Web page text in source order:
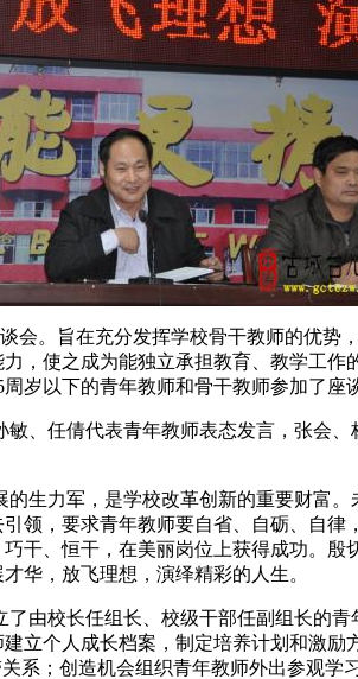
。旨在充分发挥学校骨干教师的优势
，使之成为能独立承担教育、教学工作
岁以下的青年教师和骨干教师参加了座
任倩代表青年教师表态发言，张会、
力军，是学校改革创新的重要财富。
领，要求青年教师要自省、自砺、自律
干、恒干，在美丽岗位上获得成功。殷
华，放飞理想，演绎精彩的人生。
校长任组长、校级干部任副组长的青
立个人成长档案，制定培养计划和激励
系；创造机会组织青年教师外出参观学